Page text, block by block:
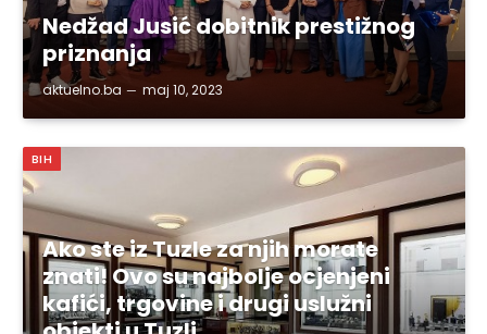
Nedžad Jusić dobitnik prestižnog
priznanja
aktuelno.ba maj 10, 2023
BIH
Ako ste iz Tuzle za njih morate
znati! Ovo su najbolje ocjenjeni
kafići, trgovine i drugi uslužni